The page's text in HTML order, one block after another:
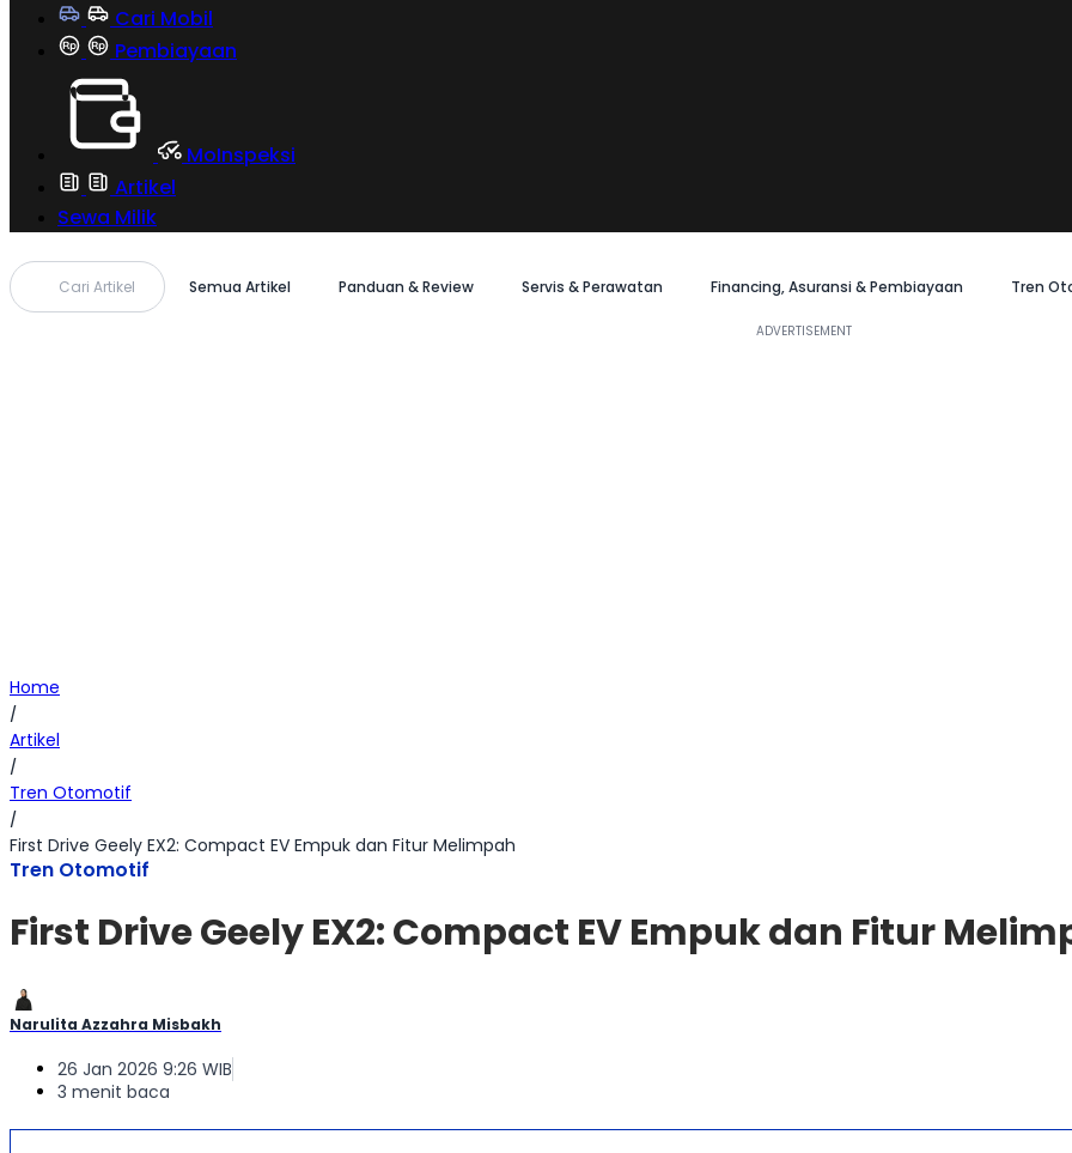
Cari Mobil
Pembiayaan
MoInspeksi
Artikel
Sewa Milik
Cari Artikel Semua Artikel Panduan & Review Servis & Perawatan Financing, Asuransi & Pembiayaan Tren
Home
/
Artikel
/
Tren Otomotif
/
First Drive Geely EX2: Compact EV Empuk dan Fitur Melimpah
Tren Otomotif
First Drive Geely EX2: Compact EV Empuk dan Fitur
Narulita Azzahra Misbakh
26 Jan 2026 9:26 WIB
3 menit baca